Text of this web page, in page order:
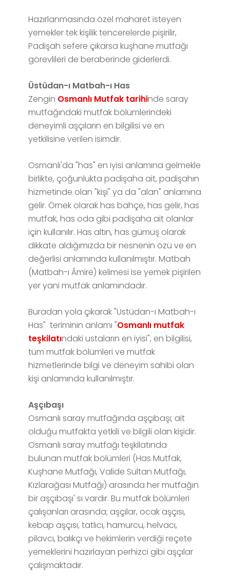
Hazırlanmasında özel maharet isteyen
yemekler tek kişilik tencerelerde pişirilir,
Padişah sefere çıkarsa kuşhane mutfağı
görevlileri de beraberinde giderlerdi.
Üstüdan-ı Matbah-ı Has
Zengin Osmanlı Mutfak tarihinde saray
mutfağındaki mutfak bölümlerindeki
deneyimli aşçıların en bilgilisi ve en
yetkilisine verilen isimdir.
Osmanlı'da "has" en iyisi anlamına gelmekle
birlikte, çoğunlukta padişaha ait, padişahın
hizmetinde olan "kişi" ya da "alan" anlamına
gelir. Örnek olarak has bahçe, has gelir, has
mutfak, has oda gibi padişaha ait olanlar
için kullanılır. Has altın, has gümüş olarak
dikkate aldığımızda bir nesnenin özü ve en
değerlisi anlamında kullanılmıştır. Matbah
(Matbah-ı Âmire) kelimesi ise yemek pişirilen
yer yani mutfak anlamındadır.
Buradan yola çıkarak "Üstüdan-ı Matbah-ı
Has" teriminin anlamı "Osmanlı mutfak
teşkilatındaki ustaların en iyisi", en bilgilisi,
tüm mutfak bölümleri ve mutfak
hizmetlerinde bilgi ve deneyim sahibi olan
kişi anlamında kullanılmıştır.
Aşçıbaşı
Osmanlı saray mutfağında aşçıbaşı; ait
olduğu mutfakta yetkili ve bilgili olan kişidir.
Osmanlı saray mutfağı teşkilatında
bulunan mutfak bölümleri (Has Mutfak,
Kuşhane Mutfağı, Valide Sultan Mutfağı,
Kızlarağası Mutfağı) arasında her mutfağın
bir aşçıbaşı' sı vardır. Bu mutfak bölümleri
çalışanları arasında; aşçılar, ocak aşçısı,
kebap aşçısı, tatlıcı, hamurcu, helvacı,
pilavcı, balıkçı ve hekimlerin verdiği reçete
yemeklerini hazırlayan perhizci gibi aşçılar
çalışmaktadır.